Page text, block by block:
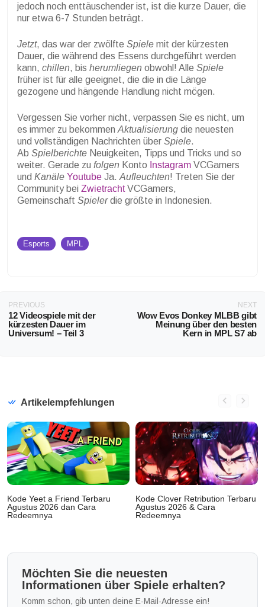
jedoch noch enttäuschender ist, ist die kurze Dauer, die
nur etwa 6-7 Stunden beträgt.
Jetzt, das war der zwölfte Spiele mit der kürzesten
Dauer, die während des Essens durchgeführt werden
kann, chillen, bis herumliegen obwohl! Alle Spiele
früher ist für alle geeignet, die die in die Länge
gezogene und hängende Handlung nicht mögen.
Vergessen Sie vorher nicht, verpassen Sie es nicht, um
es immer zu bekommen Aktualisierung die neuesten
und vollständigen Nachrichten über Spiele.
Ab Spielberichte Neuigkeiten, Tipps und Tricks und so
weiter. Gerade zu folgen Konto Instagram VCGamers
und Kanäle Youtube Ja. Aufleuchten! Treten Sie der
Community bei ZwietrachtVCGamers,
Gemeinschaft Spielerdie größte in Indonesien.
Esports MPL
PREVIOUS
12 Videospiele mit der
kürzesten Dauer im
Universum! – Teil 3
NEXT
Wow Evos Donkey MLBB gibt
Meinung über den besten
Kern in MPL S7 ab
Artikelempfehlungen
Kode Yeet a Friend Terbaru
Agustus 2026 dan Cara
Redeemnya
Kode Clover Retribution Terbaru
Agustus 2026 & Cara
Redeemnya
Möchten Sie die neuesten
Informationen über Spiele erhalten?
Komm schon, gib unten deine E-Mail-Adresse ein!